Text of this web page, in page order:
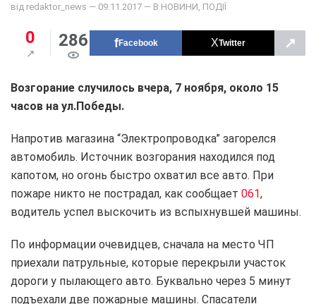
від redaktor_news — 09.11.2017 — В НОВИНИ ПОДІЇ
0 286 Facebook Twitter ↗
Возгорание случилось вчера, 7 ноября, около 15
часов на ул.Победы.
Напротив магазина “Электропроводка” загорелся
автомобиль. Источник возгорания находился под
капотом, но огонь быстро охватил все авто. При
пожаре никто не пострадал, как сообщает 061,
водитель успел выскочить из вспыхнувшей машины.
По информации очевидцев, сначала на место ЧП
приехали патрульные, которые перекрыли участок
дороги у пылающего авто. Буквально через 5 минут
подъехали две пожарные машины. Спасатели